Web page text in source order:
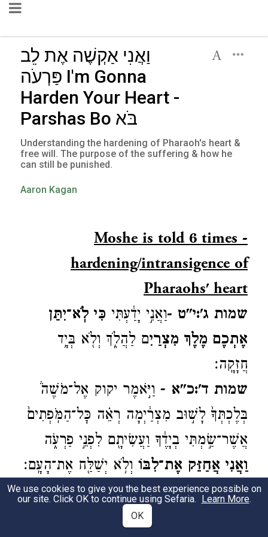
וַאֲנִי אַקְשֶׁה אֶת לֵב
פַּרְעֹה I'm Gonna
Harden Your Heart -
Parshas Bo בֹּא
Understanding the hardening of Pharaoh's heart &
free will. The purpose of the suffering & how he
can still be punished.
Aaron Kagan
Moshe is told 6 times -
hardening/intransigence of
Pharaohs' heart
שמות ג':י"ט -וַאֲנִ֣י יָדַ֔עְתִּי כִּ֠י לֹֽא־יִתֵּ֥ן
אֶתְכֶ֛ם מֶ֥לֶךְ מִצְרַ֖יִם לַהֲלֹ֑ךְ וְלֹ֖א בְּיָ֥ד
חֲזָקָֽה׃
שמות ד':כ"א - וַיֹּ֣אמֶר יקוק אֶל־מֹשֶׁה֒
בְּלֶכְתְּךָ֙ לָשׁ֣וּב מִצְרַ֔יְמָה רְאֵ֗ה כׇּל־הַמֹּֽפְתִים֙
אֲשֶׁר־שַׂ֣מְתִּי בְיָדֶ֔ךָ וַעֲשִׂיתָ֖ם לִפְנֵ֣י פַרְעֹ֑ה
וַאֲנִי֙ אֲחַזֵּ֣ק אֶת־לִבּ֔וֹ וְלֹ֥א יְשַׁלַּ֖ח אֶת־הָעָֽם׃
שמות ז':ג' -וַאֲנִ֥י אַקְשֶׁ֖ה אֶת־לֵ֣ב פַּרְעֹ֑ה
וְהִרְבֵּיתִ֧י אֶת־אֹתֹתַ֛י וְאֶת־מוֹפְתַ֖י בְּאֶ֥רֶץ
We use cookies to give you the best experience possible on
our site. Click OK to continue using Sefaria. Learn More.
OK